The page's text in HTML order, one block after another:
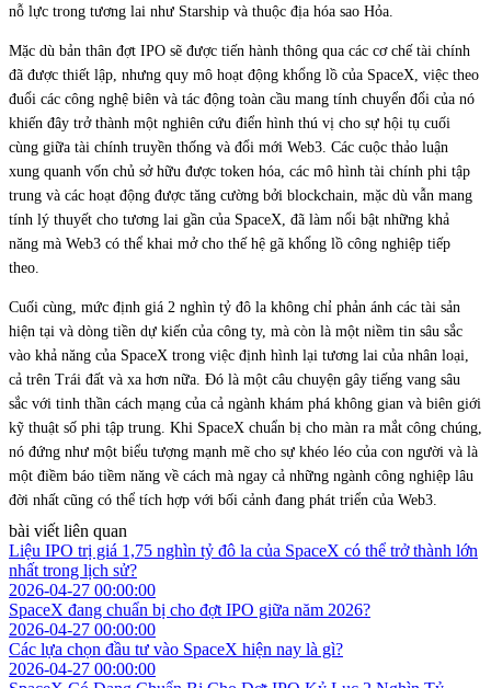
nỗ lực trong tương lai như Starship và thuộc địa hóa sao Hỏa.
Mặc dù bản thân đợt IPO sẽ được tiến hành thông qua các cơ chế tài chính
đã được thiết lập, nhưng quy mô hoạt động khổng lồ của SpaceX, việc theo
đuổi các công nghệ biên và tác động toàn cầu mang tính chuyển đổi của nó
khiến đây trở thành một nghiên cứu điển hình thú vị cho sự hội tụ cuối
cùng giữa tài chính truyền thống và đổi mới Web3. Các cuộc thảo luận
xung quanh vốn chủ sở hữu được token hóa, các mô hình tài chính phi tập
trung và các hoạt động được tăng cường bởi blockchain, mặc dù vẫn mang
tính lý thuyết cho tương lai gần của SpaceX, đã làm nổi bật những khả
năng mà Web3 có thể khai mở cho thế hệ gã khổng lồ công nghiệp tiếp
theo.
Cuối cùng, mức định giá 2 nghìn tỷ đô la không chỉ phản ánh các tài sản
hiện tại và dòng tiền dự kiến của công ty, mà còn là một niềm tin sâu sắc
vào khả năng của SpaceX trong việc định hình lại tương lai của nhân loại,
cả trên Trái đất và xa hơn nữa. Đó là một câu chuyện gây tiếng vang sâu
sắc với tinh thần cách mạng của cả ngành khám phá không gian và biên giới
kỹ thuật số phi tập trung. Khi SpaceX chuẩn bị cho màn ra mắt công chúng,
nó đứng như một biểu tượng mạnh mẽ cho sự khéo léo của con người và là
một điềm báo tiềm năng về cách mà ngay cả những ngành công nghiệp lâu
đời nhất cũng có thể tích hợp với bối cảnh đang phát triển của Web3.
bài viết liên quan
Liệu IPO trị giá 1,75 nghìn tỷ đô la của SpaceX có thể trở thành lớn
nhất trong lịch sử?
2026-04-27 00:00:00
SpaceX đang chuẩn bị cho đợt IPO giữa năm 2026?
2026-04-27 00:00:00
Các lựa chọn đầu tư vào SpaceX hiện nay là gì?
2026-04-27 00:00:00